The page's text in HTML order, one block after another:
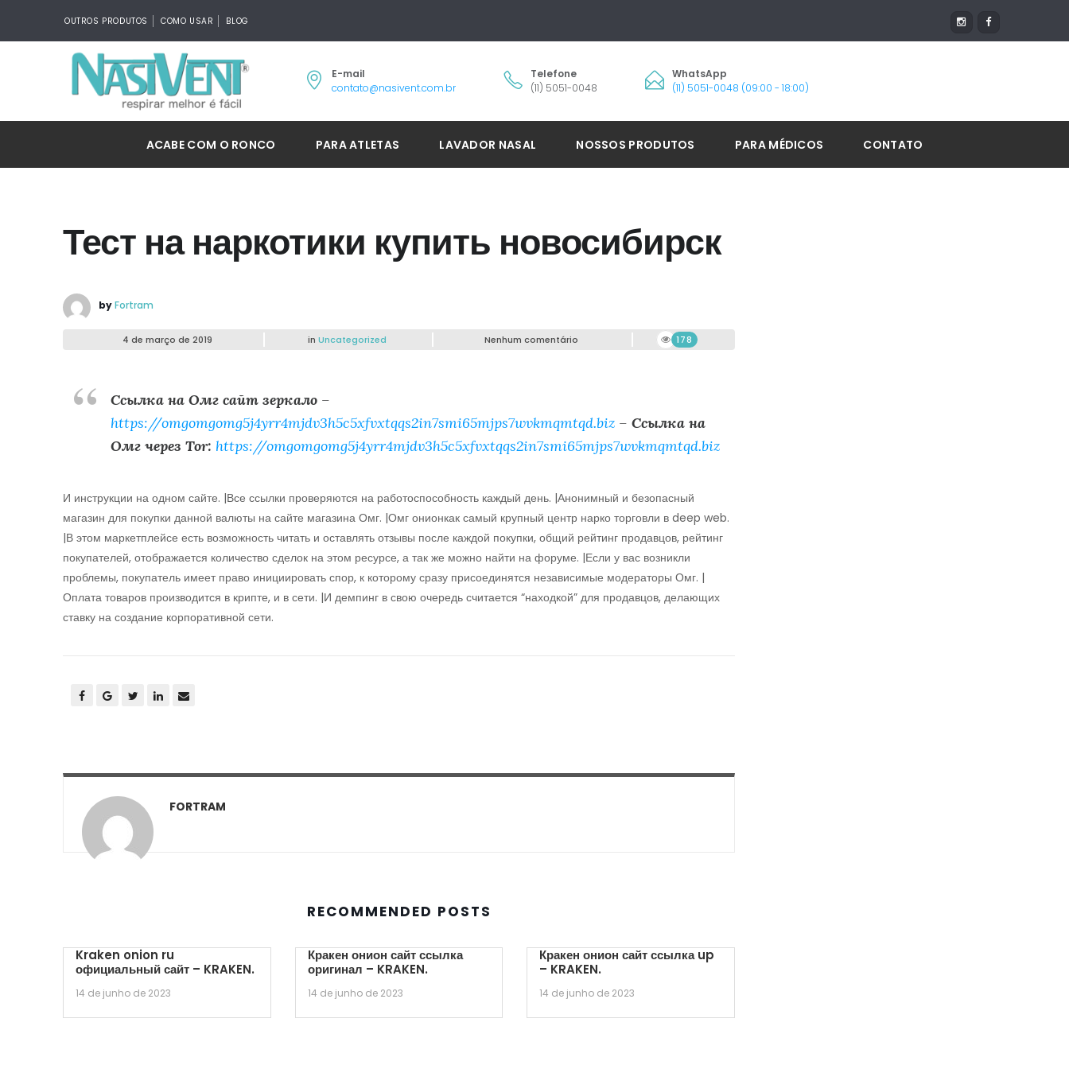
OUTROS PRODUTOS COMO USAR BLOG
E-mail
contato@nasivent.com.br
Telefone
(11) 5051-0048
WhatsApp
(11) 5051-0048 (09:00 - 18:00)
ACABE COM O RONCO PARA ATLETAS LAVADOR NASAL NOSSOS PRODUTOS PARA MÉDICOS CONTATO
Тест на наркотики купить новосибирск
byFortram
4 de março de 2019 in Uncategorized Nenhum comentário 178
Ссылка на Омг сайт зеркало –
https://omgomgomg5j4yrr4mjdv3h5c5xfvxtqqs2in7smi65mjps7wvkmqmtqd.biz – Ссылка на
Омг через Tor: https://omgomgomg5j4yrr4mjdv3h5c5xfvxtqqs2in7smi65mjps7wvkmqmtqd.biz
И инструкции на одном сайте. |Все ссылки проверяются на работоспособность каждый день. |Анонимный и безопасный
магазин для покупки данной валюты на сайте магазина Омг. |Омг онионкак самый крупный центр нарко торговли в deep web.
|В этом маркетплейсе есть возможность читать и оставлять отзывы после каждой покупки, общий рейтинг продавцов, рейтинг
покупателей, отображается количество сделок на этом ресурсе, а так же можно найти на форуме. |Если у вас возникли
проблемы, покупатель имеет право инициировать спор, к которому сразу присоединятся независимые модераторы Омг. |
Оплата товаров производится в крипте, и в сети. |И демпинг в свою очередь считается “находкой” для продавцов, делающих
ставку на создание корпоративной сети.
FORTRAM
RECOMMENDED POSTS
Kraken onion ru
официальный сайт – KRAKEN.
14 de junho de 2023
Кракен онион сайт ссылка
оригинал – KRAKEN.
14 de junho de 2023
Кракен онион сайт ссылка up
– KRAKEN.
14 de junho de 2023